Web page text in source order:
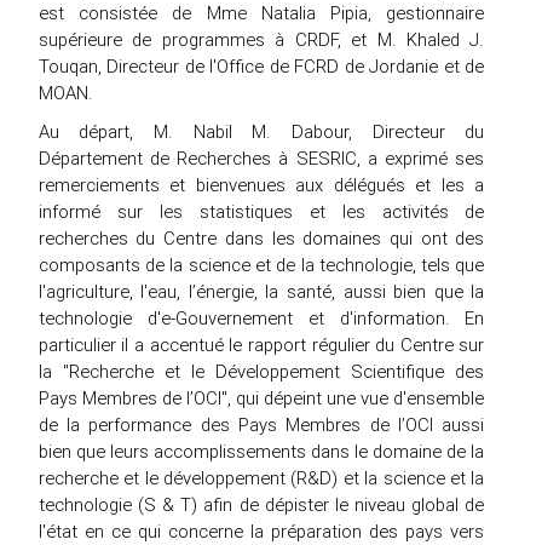
est consistée de Mme Natalia Pipia, gestionnaire
supérieure de programmes à CRDF, et M. Khaled J.
Touqan, Directeur de l'Office de FCRD de Jordanie et de
MOAN.
Au départ, M. Nabil M. Dabour, Directeur du
Département de Recherches à SESRIC, a exprimé ses
remerciements et bienvenues aux délégués et les a
informé sur les statistiques et les activités de
recherches du Centre dans les domaines qui ont des
composants de la science et de la technologie, tels que
l'agriculture, l'eau, l’énergie, la santé, aussi bien que la
technologie d'e-Gouvernement et d'information. En
particulier il a accentué le rapport régulier du Centre sur
la "Recherche et le Développement Scientifique des
Pays Membres de l’OCI", qui dépeint une vue d'ensemble
de la performance des Pays Membres de l’OCI aussi
bien que leurs accomplissements dans le domaine de la
recherche et le développement (R&D) et la science et la
technologie (S & T) afin de dépister le niveau global de
l'état en ce qui concerne la préparation des pays vers